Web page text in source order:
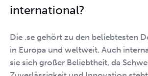
international?
Die .se gehört zu den beliebtesten
in Europa und weltweit. Auch
sie sich großer Beliebtheit, da